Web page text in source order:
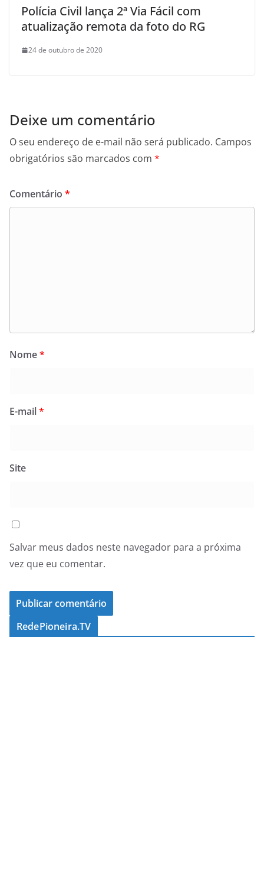
Polícia Civil lança 2ª Via Fácil com
atualização remota da foto do RG
24 de outubro de 2020
Deixe um comentário
O seu endereço de e-mail não será publicado. Campos
obrigatórios são marcados com *
Comentário *
Nome*
E-mail*
Site
Salvar meus dados neste navegador para a próxima
vez que eu comentar.
RedePioneira.TV